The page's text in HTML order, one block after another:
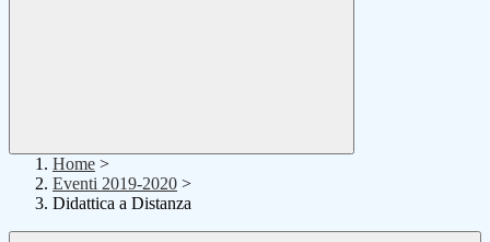
Home >
Eventi 2019-2020 >
Didattica a Distanza